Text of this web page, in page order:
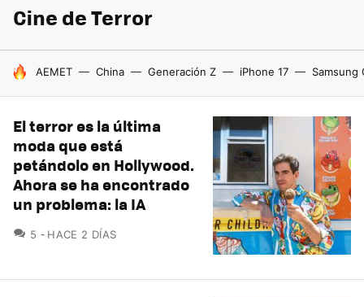
Cine de Terror
HOY SE HABLA DE
AEMET China Generación Z iPhone 17 Samsung
El terror es la última
moda que está
petándolo en Hollywood.
Ahora se ha encontrado
un problema: la IA
5 COMENTARIOS
HACE 2 DÍAS